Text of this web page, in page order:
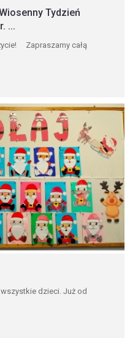
Tydzień
...
Zapraszamy całą
dzieci. Już od